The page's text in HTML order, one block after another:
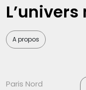
A propos
Paris Nord